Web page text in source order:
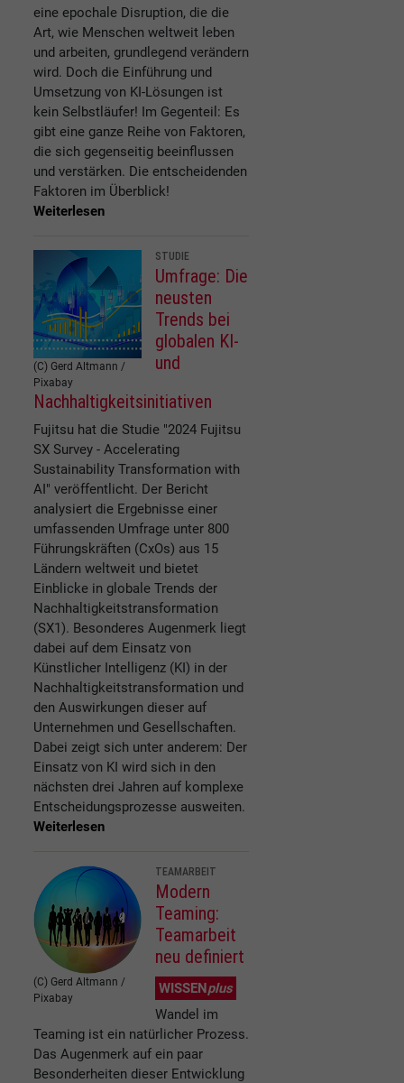
eine epochale Disruption, die die
Art, wie Menschen weltweit leben
und arbeiten, grundlegend verändern
wird. Doch die Einführung und
Umsetzung von KI-Lösungen ist
kein Selbstläufer! Im Gegenteil: Es
gibt eine ganze Reihe von Faktoren,
die sich gegenseitig beeinflussen
und verstärken. Die entscheidenden
Faktoren im Überblick!
Weiterlesen
(C) Gerd Altmann /
Pixabay
STUDIE
Umfrage: Die
neusten
Trends bei
globalen KI-
und
Nachhaltigkeitsinitiativen
Fujitsu hat die Studie "2024 Fujitsu
SX Survey - Accelerating
Sustainability Transformation with
AI" veröffentlicht. Der Bericht
analysiert die Ergebnisse einer
umfassenden Umfrage unter 800
Führungskräften (CxOs) aus 15
Ländern weltweit und bietet
Einblicke in globale Trends der
Nachhaltigkeitstransformation
(SX1). Besonderes Augenmerk liegt
dabei auf dem Einsatz von
Künstlicher Intelligenz (KI) in der
Nachhaltigkeitstransformation und
den Auswirkungen dieser auf
Unternehmen und Gesellschaften.
Dabei zeigt sich unter anderem: Der
Einsatz von KI wird sich in den
nächsten drei Jahren auf komplexe
Entscheidungsprozesse ausweiten.
Weiterlesen
(C) Gerd Altmann /
Pixabay
TEAMARBEIT
Modern
Teaming:
Teamarbeit
neu definiert
WISSENplus
Wandel im
Teaming ist ein natürlicher Prozess.
Das Augenmerk auf ein paar
Besonderheiten dieser Entwicklung